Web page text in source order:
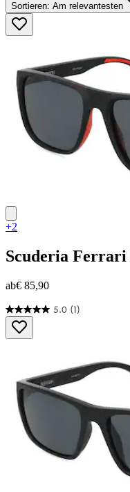
Sortieren: Am relevantesten
+2
Scuderia Ferrari
ab€ 85,90
5.0 (1)
5.0
von
5
Bewertung